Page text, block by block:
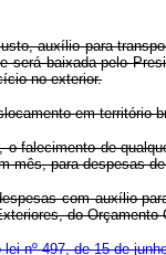
auxílio para
será baixada pelo
no exterior.
em território
o falecimento de
mês, para despesas
com auxílio
do Orçamento
lei nº 497, de 15 de